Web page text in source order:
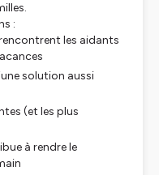
:
les aidants
solution aussi
(et les plus
à rendre le